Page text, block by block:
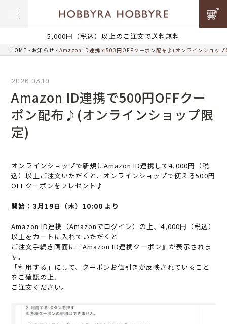
5,000円（税込）以上のご注文で送料無料
HOME お知らせ Amazon ID連携で500円OFFクーポン配布♪(オンラインショップ
2026.03.19
Amazon ID連携で500円OFFクー
ポン配布♪(オンラインショップ限
定)
オンラインショップで新規にAmazon ID連携して4,000円（税
込）以上ご注文いただくと、オンラインショップで使える500円
OFFクーポンをプレセント♪
開始：3月19日（木）10:00 より
Amazon ID連携（Amazonでログイン）の上、4,000円（税込）
以上をカートに入れていただくと
ご注文手続き画面に「Amazon ID連携クーポン』が表示されま
す。
「利用する」にして、クーポンお値引きが反映されていること
をご確認の上、
ご注文ください。